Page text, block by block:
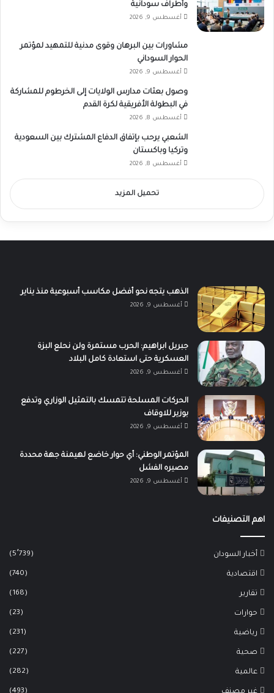
وأطراف سودانية
أغسطس 9, 2026
مشاورات بين البرهان وقوى مدنية للتمهيد لمؤتمر
الحوار السوداني
أغسطس 9, 2026
وصول بعثات مدارس الولايات إلى الخرطوم للمشاركة
في البطولة الأفريقية لكرة القدم
أغسطس 8, 2026
الشعبي يرحب بإتفاق الدفاع المشترك بين السعودية
وتركيا وباكستان
أغسطس 8, 2026
تحميل المزيد
الذهب يتجه نحو أفضل مكاسب أسبوعية منذ يناير
أغسطس 9, 2026
جبريل ابراهيم: الحرب مستمرة ولن نحلع البزة
العسكرية حتى استعادة كامل البلاد
أغسطس 9, 2026
الحركات المسلحة تتمسك بالتمثيل الوزاري وتدفع
بوزير للاوقاف
أغسطس 9, 2026
المؤتمر الوطني: أي حوار خاضع لهيمنة جهة محددة
مصيره الفشل
أغسطس 9, 2026
اهم التصنيفات
أخبار السودان (5٬739)
اقتصادية (740)
تقارير (168)
حوارات (23)
رياضية (231)
صحية (227)
عالمية (282)
(493)